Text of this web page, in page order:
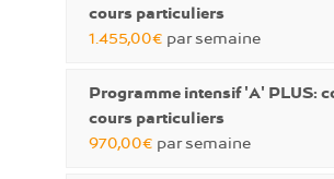
cours particuliers
1.455,00€ par semaine
Programme intensif 'A' PLUS:
cours particuliers
970,00€ par semaine